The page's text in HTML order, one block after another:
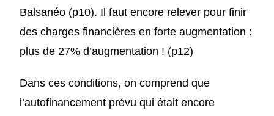
Balsanéo (p10). Il faut encore relever pour finir
des charges financières en forte augmentation :
plus de 27% d’augmentation ! (p12)
Dans ces conditions, on comprend que
l’autofinancement prévu qui était encore